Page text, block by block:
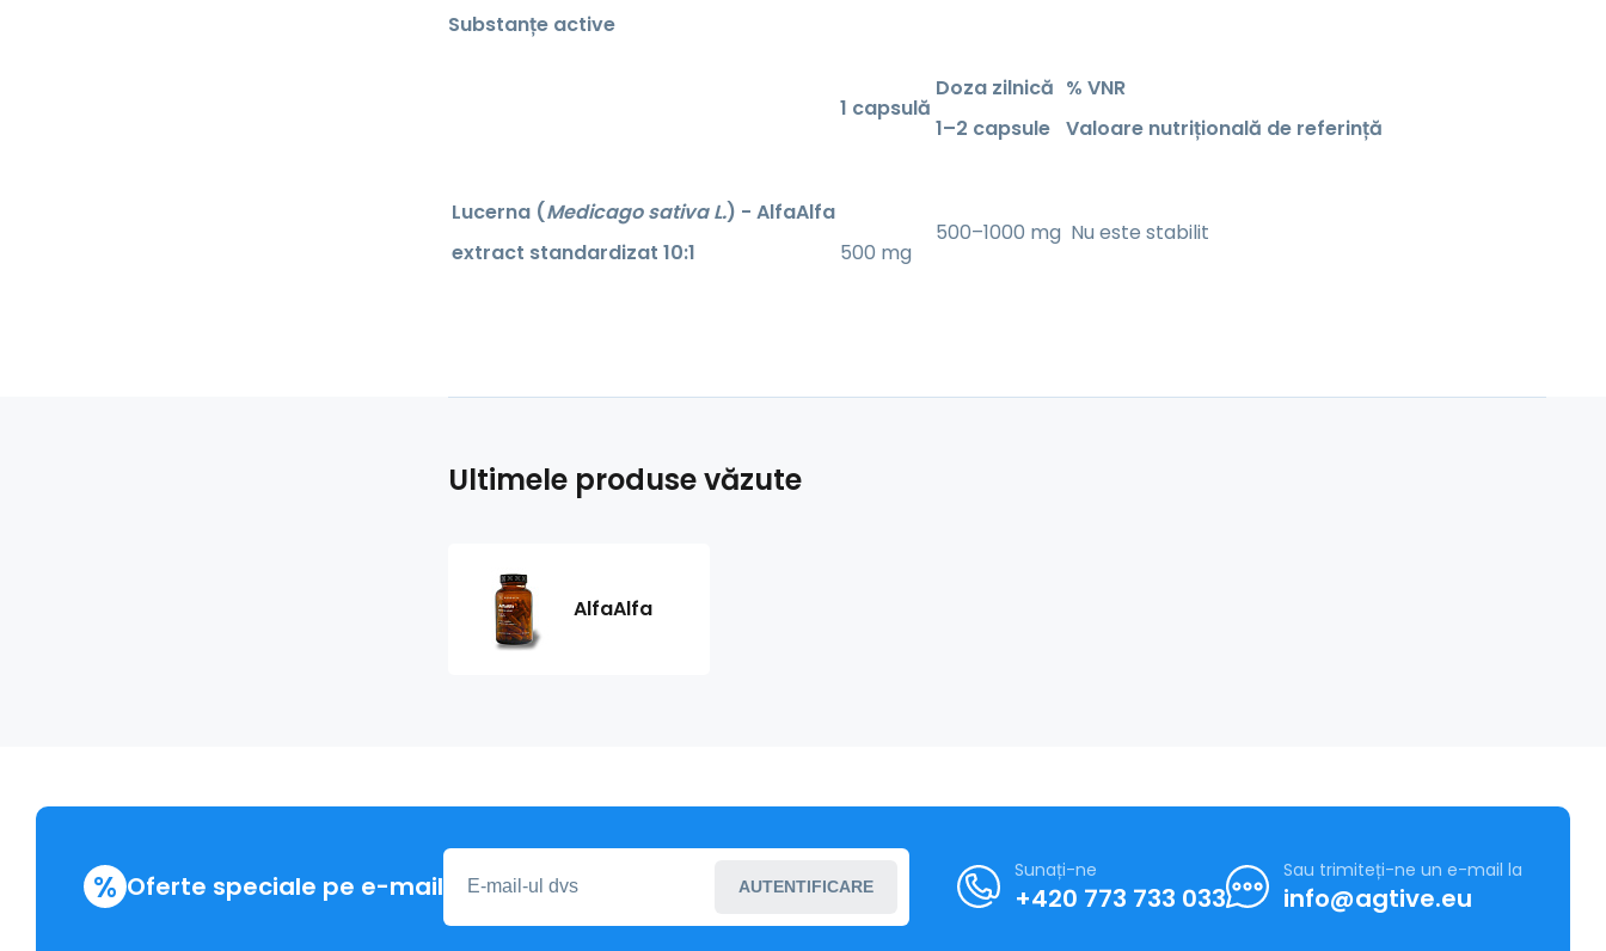
Substanțe active
1 capsulă
Doza zilnică
1–2 capsule
% VNR
Valoare nutrițională de referință
Lucerna (Medicago sativa L.) - AlfaAlfa
extract standardizat 10:1
500 mg
500–1000 mg Nu este stabilit
Ultimele produse văzute
AlfaAlfa
% Oferte speciale pe e-mail AUTENTIFICARE
Sunați-ne
+420 773 733 033
Sau trimiteți-ne un e-mail la
info@agtive.eu